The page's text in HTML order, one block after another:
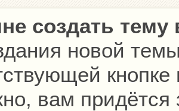
создать
новой
вам придётся